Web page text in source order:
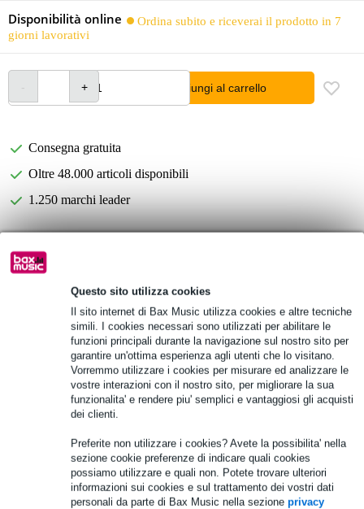
Questo sito utilizza cookies
Il sito internet di Bax Music utilizza cookies e altre tecniche
simili. I cookies necessari sono utilizzati per abilitare le
funzioni principali durante la navigazione sul nostro sito per
garantire un'ottima esperienza agli utenti che lo visitano.
Vorremmo utilizzare i cookies per misurare ed analizzare le
vostre interazioni con il nostro sito, per migliorare la sua
funzionalita' e rendere piu' semplici e vantaggiosi gli acquisti
dei clienti.
Preferite non utilizzare i cookies? Avete la possibilita' nella
sezione cookie preferenze di indicare quali cookies
possiamo utilizzare e quali non. Potete trovare ulteriori
informazioni sui cookies e sul trattamento dei vostri dati
personali da parte di Bax Music nella sezione privacy
Disponibilità online
Ordina subito e riceverai il prodotto in 7
giorni lavorativi
Aggiungi al carrello
Consegna gratuita
Oltre 48.000 articoli disponibili
1.250 marchi leader
120,95 € di premio
Informazioni sul prodotto
mixer digitale per uso live e in studio
mixer a 24 canali
alloggiamento in metallo di ottima qualità
Accessori (9)